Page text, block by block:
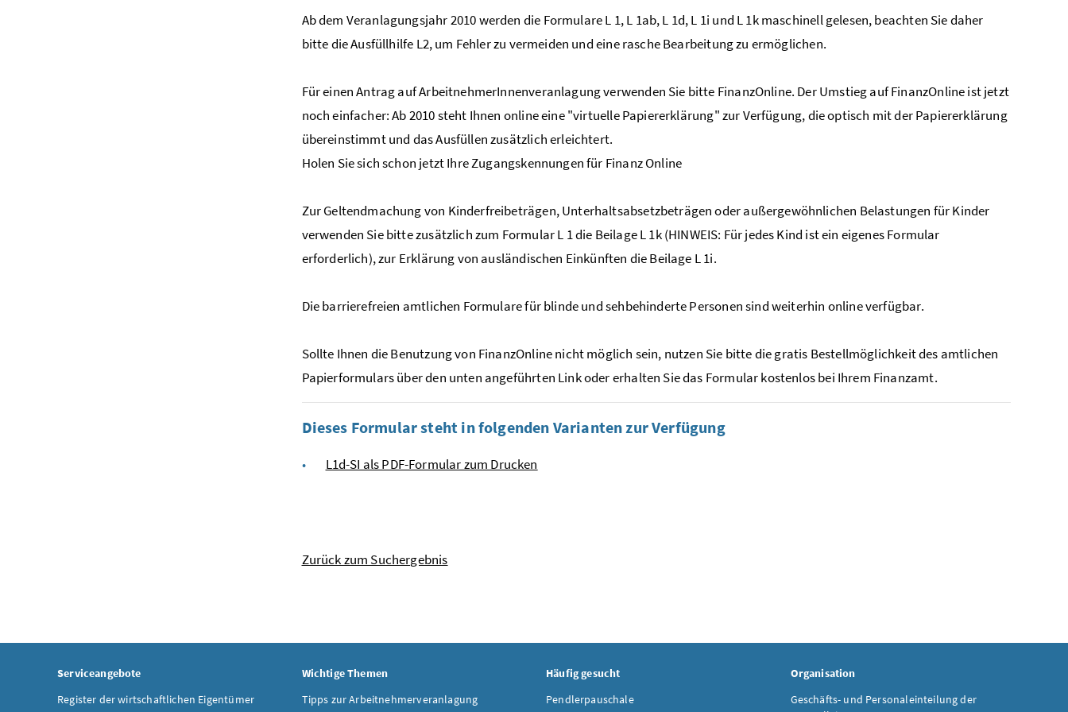
Ab dem Veranlagungsjahr 2010 werden die Formulare L 1, L 1ab, L 1d, L 1i und L 1k maschinell gelesen, beachten Sie daher
bitte die Ausfüllhilfe L2, um Fehler zu vermeiden und eine rasche Bearbeitung zu ermöglichen.
Für einen Antrag auf ArbeitnehmerInnenveranlagung verwenden Sie bitte FinanzOnline. Der Umstieg auf FinanzOnline ist jetzt
noch einfacher: Ab 2010 steht Ihnen online eine "virtuelle Papiererklärung" zur Verfügung, die optisch mit der Papiererklärung
übereinstimmt und das Ausfüllen zusätzlich erleichtert.
Holen Sie sich schon jetzt Ihre Zugangskennungen für Finanz Online
Zur Geltendmachung von Kinderfreibeträgen, Unterhaltsabsetzbeträgen oder außergewöhnlichen Belastungen für Kinder
verwenden Sie bitte zusätzlich zum Formular L 1 die Beilage L 1k (HINWEIS: Für jedes Kind ist ein eigenes Formular
erforderlich), zur Erklärung von ausländischen Einkünften die Beilage L 1i.
Die barrierefreien amtlichen Formulare für blinde und sehbehinderte Personen sind weiterhin online verfügbar.
Sollte Ihnen die Benutzung von FinanzOnline nicht möglich sein, nutzen Sie bitte die gratis Bestellmöglichkeit des amtlichen
Papierformulars über den unten angeführten Link oder erhalten Sie das Formular kostenlos bei Ihrem Finanzamt.
Dieses Formular steht in folgenden Varianten zur Verfügung
L1d-SI als PDF-Formular zum Drucken
Zurück zum Suchergebnis
Serviceangebote
Register der wirtschaftlichen Eigentümer
Wichtige Themen
Tipps zur Arbeitnehmerveranlagung
Häufig gesucht
Pendlerpauschale
Organisation
Geschäfts- und Personaleinteilung der